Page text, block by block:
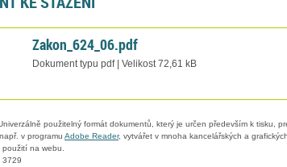
Zakon_624_06.pdf
Dokument typu pdf | Velikost 72,61 kB
použitelný formát dokumentů, který je určen především k tisku,
v programu Adobe Reader, vytvářet v mnoha kancelářských a
na webu.
3729